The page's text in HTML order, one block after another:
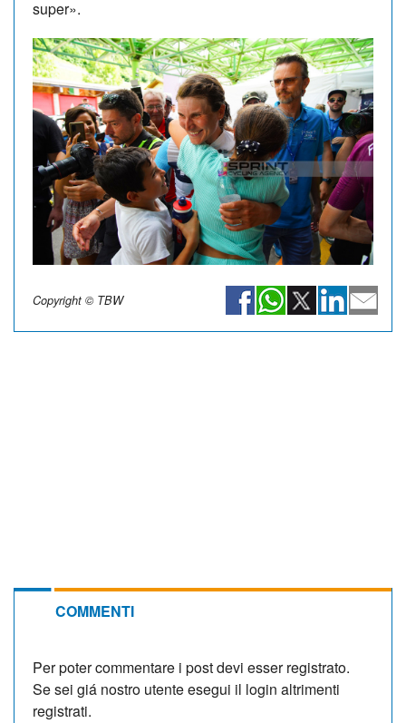
super».
Copyright © TBW
COMMENTI
Per poter commentare i post devi esser registrato.
Se sei giá nostro utente esegui il login altrimenti
registrati.